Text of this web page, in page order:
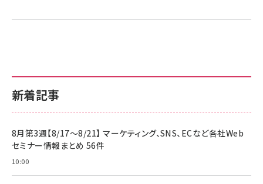
新着記事
8月第3週【8/17～8/21】 マーケティング、SNS、ECなど各社Web
セミナー情報まとめ 56件
10:00